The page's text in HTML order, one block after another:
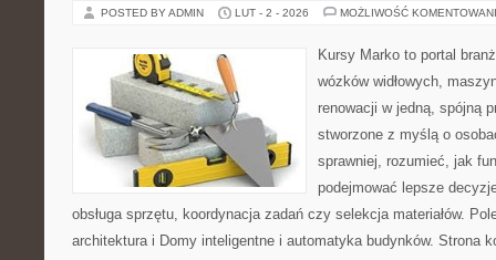
POSTED BY ADMIN LUT - 2 - 2026 MOŻLIWOŚĆ
Kursy Marko to portal
wózków widłowych,
renowacji w jedną, spójną
stworzone z myślą o
sprawniej, rozumieć, jak
podejmować lepsze
obsługa sprzętu, koordynacja zadań czy selekcja materiałów.
architektura i Domy inteligentne i automatyka budynków. Strona